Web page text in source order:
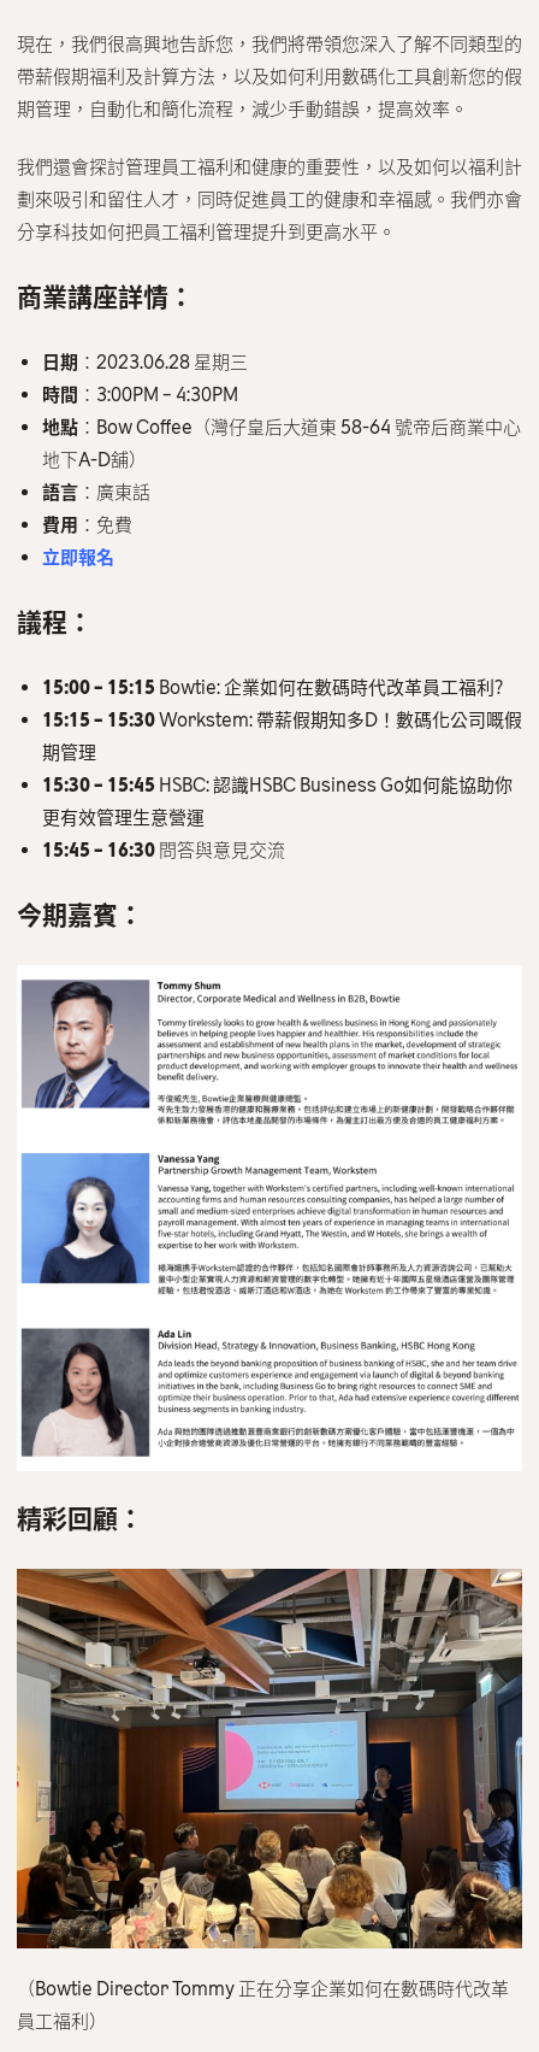
現在，我們很高興地告訴您，我們將帶領您深入了解不同類型的
帶薪假期福利及計算方法，以及如何利用數碼化工具創新您的假
期管理，自動化和簡化流程，減少手動錯誤，提高效率。
我們還會探討管理員工福利和健康的重要性，以及如何以福利計
劃來吸引和留住人才，同時促進員工的健康和幸福感。我們亦會
分享科技如何把員工福利管理提升到更高水平。
商業講座詳情：
日期 ：2023.06.28 星期三
時間 ：3:00PM – 4:30PM
地點 ：Bow Coffee（灣仔皇后大道東 58-64 號帝后商業中心
地下A-D舖）
語言 ：廣東話
費用 ：免費
立即報名
議程：
15:00 – 15:15 Bowtie:企業如何在數碼時代改革員工福利?
15:15 – 15:30Workstem: 帶薪假期知多D！數碼化公司嘅假
期管理
15:30 – 15:45 HSBC: 認識HSBC Business Go如何能協助你
更有效管理生意營運
15:45 – 16:30 問答與意見交流
今期嘉賓：
精彩回顧：
（Bowtie Director Tommy 正在分享企業如何在數碼時代改革
員工福利）